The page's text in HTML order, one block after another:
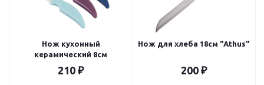
Нож кухонный
керамический 8см
210 ₽
Нож для хлеба 18см "Athus"
200 ₽